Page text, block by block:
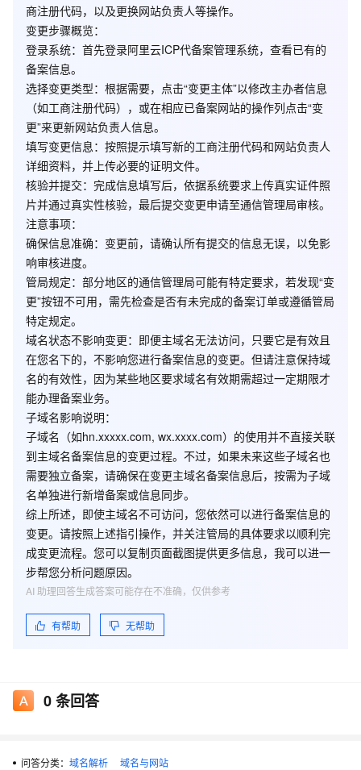
商注册代码，以及更换网站负责人等操作。
变更步骤概览：
登录系统：首先登录阿里云ICP代备案管理系统，查看已有的
备案信息。
选择变更类型：根据需要，点击“变更主体”以修改主办者信息
（如工商注册代码），或在相应已备案网站的操作列点击“变
更”来更新网站负责人信息。
填写变更信息：按照提示填写新的工商注册代码和网站负责人
详细资料，并上传必要的证明文件。
核验并提交：完成信息填写后，依据系统要求上传真实证件照
片并通过真实性核验，最后提交变更申请至通信管理局审核。
注意事项：
确保信息准确：变更前，请确认所有提交的信息无误，以免影
响审核进度。
管局规定：部分地区的通信管理局可能有特定要求，若发现“变
更”按钮不可用，需先检查是否有未完成的备案订单或遵循管局
特定规定。
域名状态不影响变更：即便主域名无法访问，只要它是有效且
在您名下的，不影响您进行备案信息的变更。但请注意保持域
名的有效性，因为某些地区要求域名有效期需超过一定期限才
能办理备案业务。
子域名影响说明：
子域名（如hn.xxxxx.com, wx.xxxx.com）的使用并不直接关联
到主域名备案信息的变更过程。不过，如果未来这些子域名也
需要独立备案，请确保在变更主域名备案信息后，按需为子域
名单独进行新增备案或信息同步。
综上所述，即使主域名不可访问，您依然可以进行备案信息的
变更。请按照上述指引操作，并关注管局的具体要求以顺利完
成变更流程。您可以复制页面截图提供更多信息，我可以进一
步帮您分析问题原因。
有帮助 无帮助
AI 助理回答生成答案可能存在不准确，仅供参考
0条回答
问答分类： 域名解析
域名与网站